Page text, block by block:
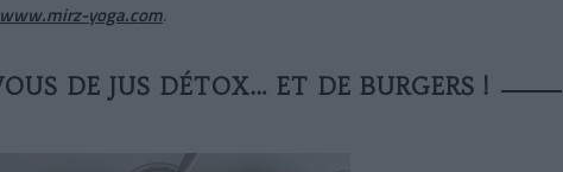
www.mirz-yoga.com.
DE JUS DÉTOX… ET DE BURGERS !